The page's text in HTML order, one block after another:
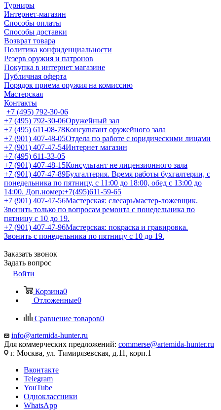
Турниры
Интернет-магазин
Способы оплаты
Способы доставки
Возврат товара
Политика конфиденциальности
Резерв оружия и патронов
Покупка в интернет магазине
Публичная оферта
Порядок приема оружия на комиссию
Мастерская
Контакты
+7 (495) 792-30-06
+7 (495) 792-30-06Оружейный зал
+7 (495) 611-08-78Консультант оружейного зала
+7 (901) 407-48-05Отдела по работе с юридическими лицами
+7 (901) 407-47-54Интернет магазин
+7 (495) 611-33-05
+7 (901) 407-48-15Консультант не лицензионного зала
+7 (901) 407-47-89Бухгалтерия. Время работы бухгалтерии, с
понедельника по пятницу, с 11:00 до 18:00, обед с 13:00 до
14:00. Доп.номер:+7(495)611-59-65
+7 (901) 407-47-56Мастерская: слесарь/мастер-ложевщик.
Звонить только по вопросам ремонта с понедельника по
пятницу с 10 до 19.
+7 (901) 407-47-96Мастерская: покраска и гравировка.
Звонить с понедельника по пятницу с 10 до 19.
Заказать звонок
Задать вопрос
Войти
Корзина0
Отложенные0
Сравнение товаров0
info@artemida-hunter.ru
Для коммерческих предложений: commerse@artemida-hunter.ru
г. Москва, ул. Тимирязевская, д.11, корп.1
Вконтакте
Telegram
YouTube
Одноклассники
WhatsApp